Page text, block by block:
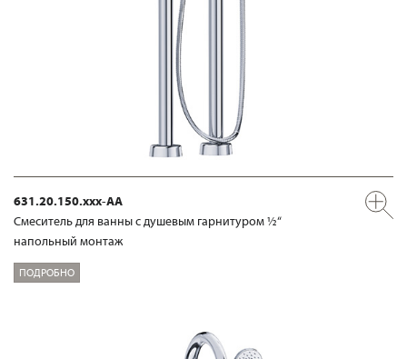
631.20.150.xxx-AA
Смеситель для ванны с душевым гарнитуром ½“
напольный монтаж
ПОДРОБНО